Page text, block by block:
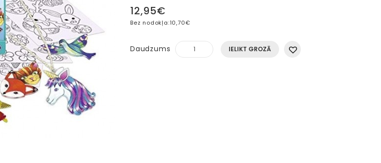
12,95€
Bez nodokļa:10,70€
Daudzums IELIKT GROZĀ